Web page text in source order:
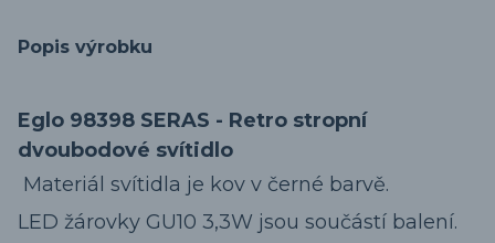
Popis výrobku
Eglo 98398 SERAS - Retro stropní
dvoubodové svítidlo
Materiál svítidla je kov v černé barvě.
LED žárovky GU10 3,3W jsou součástí balení.